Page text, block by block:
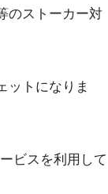
のストーカー対
ットになりま
ビスを利用して